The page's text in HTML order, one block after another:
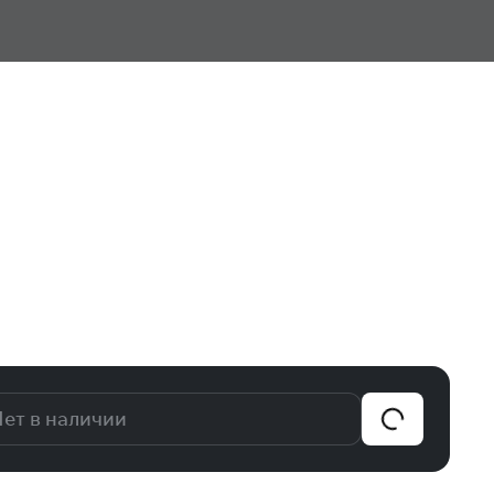
в наличии